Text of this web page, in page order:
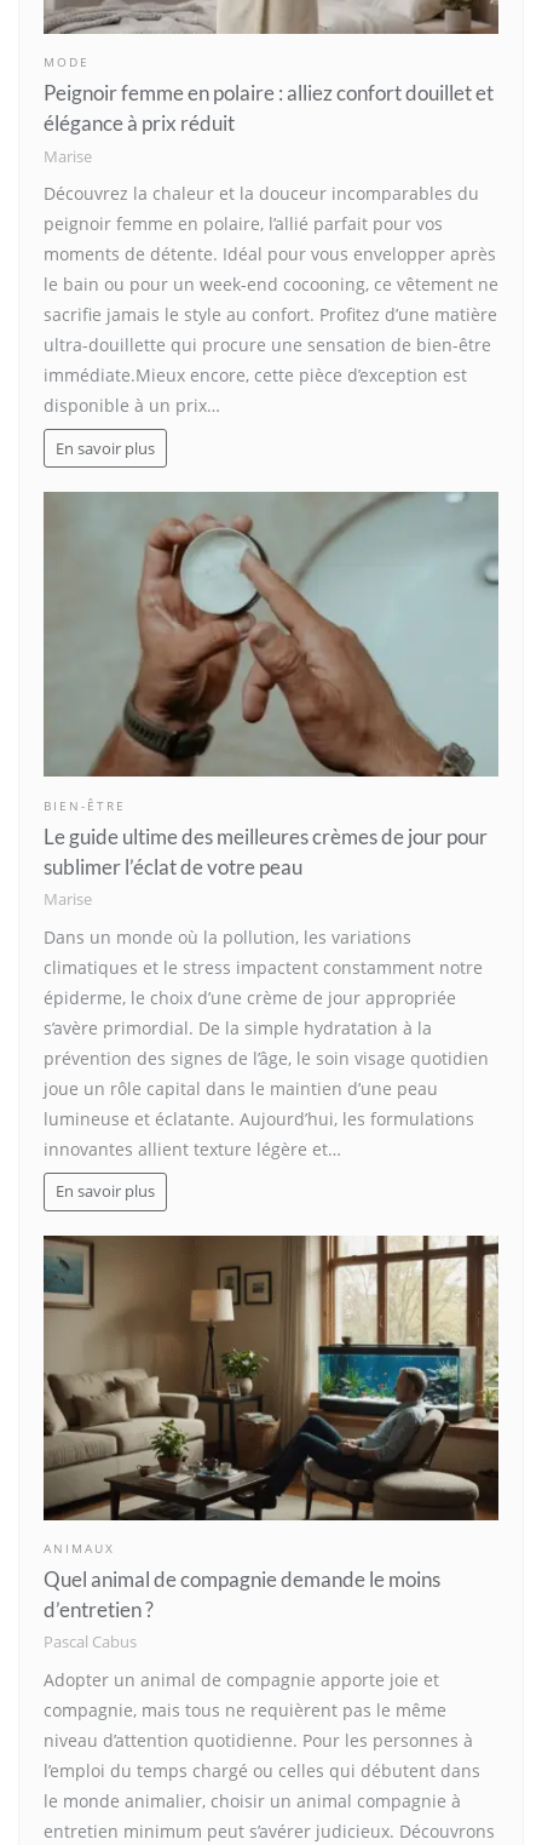
MODE
Peignoir femme en polaire : alliez confort douillet et
élégance à prix réduit
Marise
Découvrez la chaleur et la douceur incomparables du
peignoir femme en polaire, l’allié parfait pour vos
moments de détente. Idéal pour vous envelopper après
le bain ou pour un week-end cocooning, ce vêtement ne
sacrifie jamais le style au confort. Profitez d’une matière
ultra-douillette qui procure une sensation de bien-être
immédiate.Mieux encore, cette pièce d’exception est
disponible à un prix…
En savoir plus
BIEN-ÊTRE
Le guide ultime des meilleures crèmes de jour pour
sublimer l’éclat de votre peau
Marise
Dans un monde où la pollution, les variations
climatiques et le stress impactent constamment notre
épiderme, le choix d’une crème de jour appropriée
s’avère primordial. De la simple hydratation à la
prévention des signes de l’âge, le soin visage quotidien
joue un rôle capital dans le maintien d’une peau
lumineuse et éclatante. Aujourd’hui, les formulations
innovantes allient texture légère et…
En savoir plus
ANIMAUX
Quel animal de compagnie demande le moins
d’entretien ?
Pascal Cabus
Adopter un animal de compagnie apporte joie et
compagnie, mais tous ne requièrent pas le même
niveau d’attention quotidienne. Pour les personnes à
l’emploi du temps chargé ou celles qui débutent dans
le monde animalier, choisir un animal compagnie à
entretien minimum peut s’avérer judicieux. Découvrons